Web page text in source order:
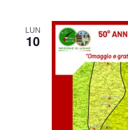
LUN
10